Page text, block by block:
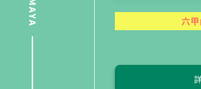
六